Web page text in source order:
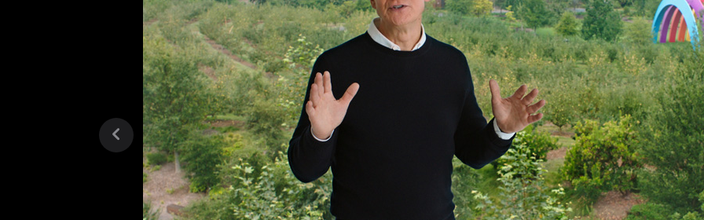
previous